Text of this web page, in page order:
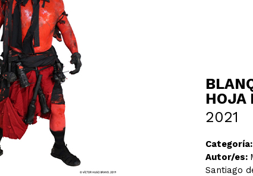
HOJA
2021
Categoría:
Autor/es:
Santiago